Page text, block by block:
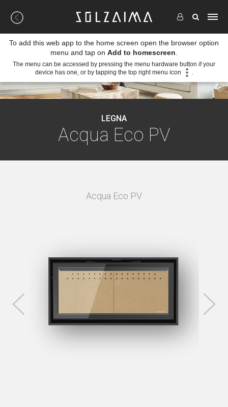
LEGNA
Acqua Eco PV
Acqua Eco PV
To add this web app to the home screen open the browser option
menu and tap on Add to homescreen
The menu can be accessed by pressing the menu hardware button if your
device has one, or by tapping the top right menu icon
.